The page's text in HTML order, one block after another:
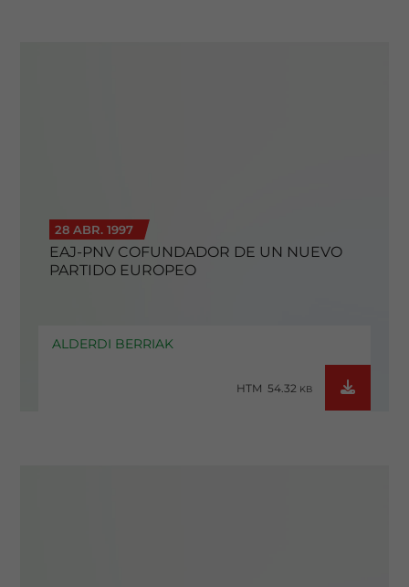
28 ABR. 1997
EAJ-PNV COFUNDADOR DE UN NUEVO
PARTIDO EUROPEO
ALDERDI BERRIAK
HTM 54.32 KB